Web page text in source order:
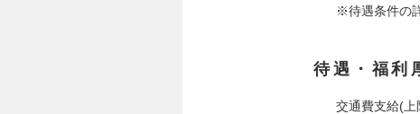
※待遇条件の
待遇・福利
交通費支給(